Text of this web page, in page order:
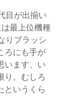
目が出揃い
最上位機種
りブラッシ
ろにも手が
います、い
り。むしろ
というくら